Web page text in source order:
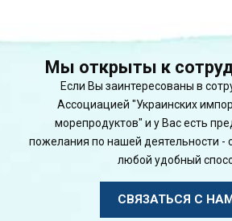
Мы открыты к
Если Вы заинтересованы в
Ассоциацией "Украинских
морепродуктов" и у Вас есть
пожелания по нашей деятельности -
любой удобный
СВЯЗАТЬСЯ С